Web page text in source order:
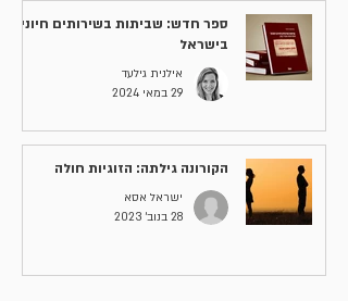
ספר חדש: שביתות בשירותים חיוניים
בישראל
אילנית גילעד
29 במאי 2024
הקורונה גילתה: הזוגיות חולה
ישראל אסא
28 בנוב׳ 2023